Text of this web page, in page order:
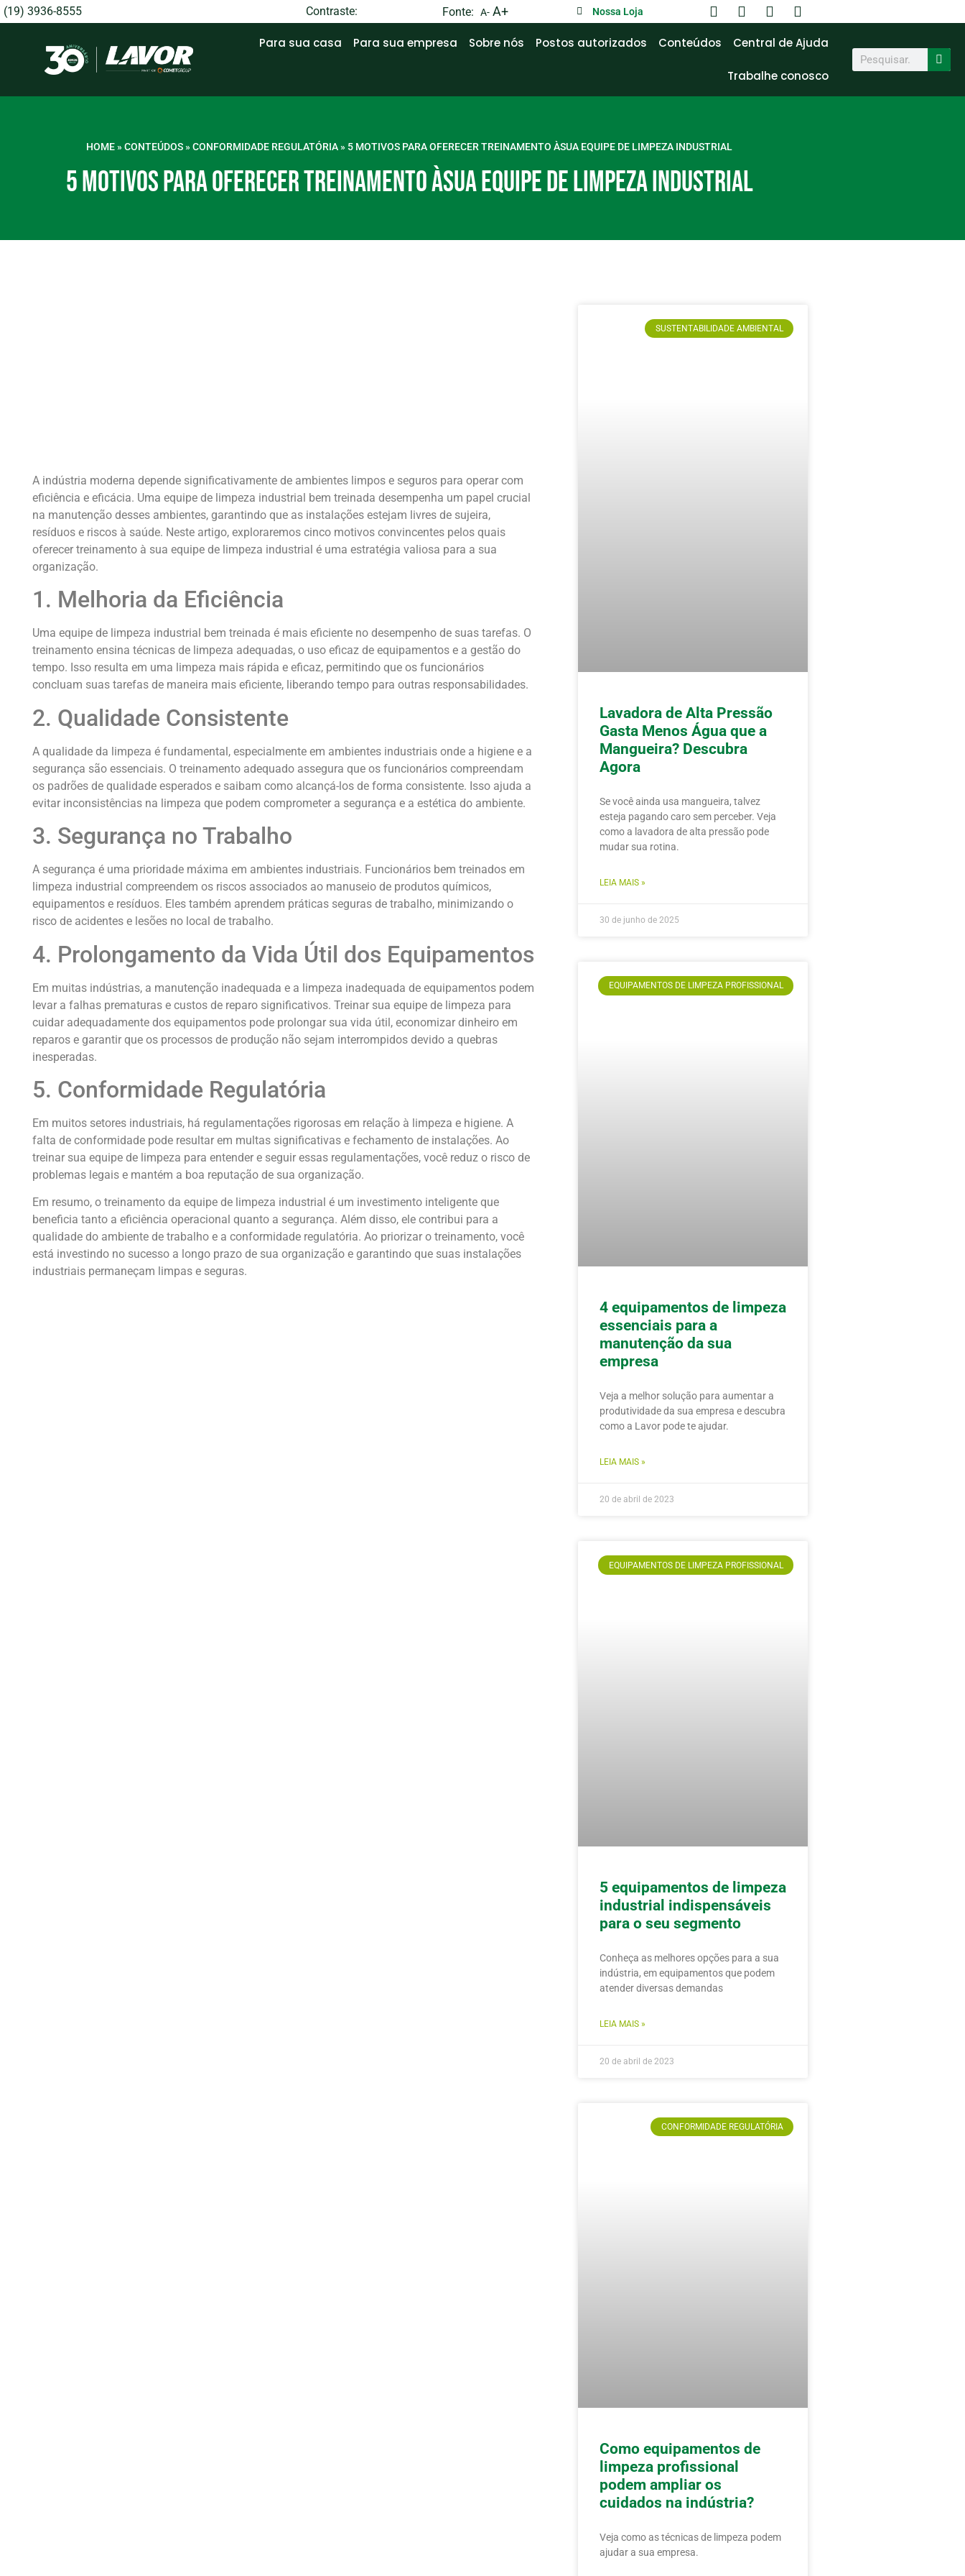
(19) 3936-8555 Contraste: Fonte: A- A+ Nossa Loja
Para sua casa Para sua empresa Sobre nós Postos autorizados Conteúdos Central de Ajuda
Trabalhe conosco
HOME»CONTEÚDOS»CONFORMIDADE REGULATÓRIA» 5 MOTIVOS PARA OFERECER TREINAMENTO ÀSUA EQUIPE DE LIMPEZA INDUSTRIAL
5 MOTIVOS PARA OFERECER TREINAMENTO ÀSUA EQUIPE DE LIMPEZA INDUSTRIAL
A indústria moderna depende significativamente de ambientes limpos e seguros para operar com
eficiência e eficácia. Uma equipe de limpeza industrial bem treinada desempenha um papel crucial
na manutenção desses ambientes, garantindo que as instalações estejam livres de sujeira,
resíduos e riscos à saúde. Neste artigo, exploraremos cinco motivos convincentes pelos quais
oferecer treinamento à sua equipe de limpeza industrial é uma estratégia valiosa para a sua
organização.
1. Melhoria da Eficiência
Uma equipe de limpeza industrial bem treinada é mais eficiente no desempenho de suas tarefas. O
treinamento ensina técnicas de limpeza adequadas, o uso eficaz de equipamentos e a gestão do
tempo. Isso resulta em uma limpeza mais rápida e eficaz, permitindo que os funcionários
concluam suas tarefas de maneira mais eficiente, liberando tempo para outras responsabilidades.
2. Qualidade Consistente
A qualidade da limpeza é fundamental, especialmente em ambientes industriais onde a higiene e a
segurança são essenciais. O treinamento adequado assegura que os funcionários compreendam
os padrões de qualidade esperados e saibam como alcançá-los de forma consistente. Isso ajuda a
evitar inconsistências na limpeza que podem comprometer a segurança e a estética do ambiente.
3. Segurança no Trabalho
A segurança é uma prioridade máxima em ambientes industriais. Funcionários bem treinados em
limpeza industrial compreendem os riscos associados ao manuseio de produtos químicos,
equipamentos e resíduos. Eles também aprendem práticas seguras de trabalho, minimizando o
risco de acidentes e lesões no local de trabalho.
4. Prolongamento da Vida Útil dos Equipamentos
Em muitas indústrias, a manutenção inadequada e a limpeza inadequada de equipamentos podem
levar a falhas prematuras e custos de reparo significativos. Treinar sua equipe de limpeza para
cuidar adequadamente dos equipamentos pode prolongar sua vida útil, economizar dinheiro em
reparos e garantir que os processos de produção não sejam interrompidos devido a quebras
inesperadas.
5. Conformidade Regulatória
Em muitos setores industriais, há regulamentações rigorosas em relação à limpeza e higiene. A
falta de conformidade pode resultar em multas significativas e fechamento de instalações. Ao
treinar sua equipe de limpeza para entender e seguir essas regulamentações, você reduz o risco de
problemas legais e mantém a boa reputação de sua organização.
Em resumo, o treinamento da equipe de limpeza industrial é um investimento inteligente que
beneficia tanto a eficiência operacional quanto a segurança. Além disso, ele contribui para a
qualidade do ambiente de trabalho e a conformidade regulatória. Ao priorizar o treinamento, você
está investindo no sucesso a longo prazo de sua organização e garantindo que suas instalações
industriais permaneçam limpas e seguras.
SUSTENTABILIDADE AMBIENTAL
Lavadora de Alta Pressão
Gasta Menos Água que a
Mangueira? Descubra
Agora
Se você ainda usa mangueira, talvez
esteja pagando caro sem perceber. Veja
como a lavadora de alta pressão pode
mudar sua rotina.
LEIA MAIS »
30 de junho de 2025
EQUIPAMENTOS DE LIMPEZA PROFISSIONAL
4 equipamentos de limpeza
essenciais para a
manutenção da sua
empresa
Veja a melhor solução para aumentar a
produtividade da sua empresa e descubra
como a Lavor pode te ajudar.
LEIA MAIS »
20 de abril de 2023
EQUIPAMENTOS DE LIMPEZA PROFISSIONAL
5 equipamentos de limpeza
industrial indispensáveis
para o seu segmento
Conheça as melhores opções para a sua
indústria, em equipamentos que podem
atender diversas demandas
LEIA MAIS »
20 de abril de 2023
CONFORMIDADE REGULATÓRIA
Como equipamentos de
limpeza profissional
podem ampliar os
cuidados na indústria?
Veja como as técnicas de limpeza podem
ajudar a sua empresa.